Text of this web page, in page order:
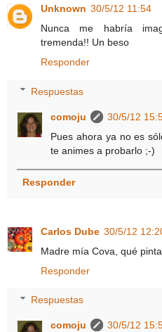
Unknown 30/5/12 11:54
Nunca me habría
tremenda!! Un beso
Responder
Respuestas
comoju
30/5/12
Pues ahora ya no es
te animes a probarlo ;-)
Responder
Carlos Dube 30/5/12
Madre mía Cova, qué
Responder
Respuestas
comoju
30/5/12